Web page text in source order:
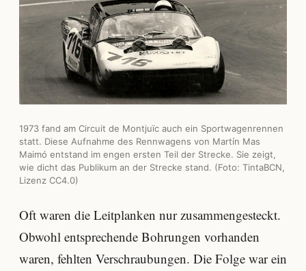
1973 fand am Circuit de Montjuïc auch ein Sportwagenrennen
statt. Diese Aufnahme des Rennwagens von Martín Mas
Maimó entstand im engen ersten Teil der Strecke. Sie zeigt,
wie dicht das Publikum an der Strecke stand. (Foto: TintaBCN,
Lizenz CC4.0)
Oft waren die Leitplanken nur zusammengesteckt.
Obwohl entsprechende Bohrungen vorhanden
waren, fehlten Verschraubungen. Die Folge war ein